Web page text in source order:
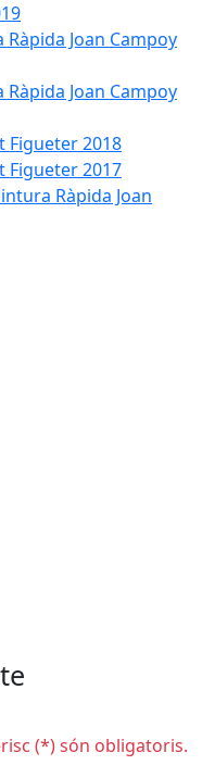
Joan Campoy
Joan Campoy
Figueter 2018
Figueter 2017
Ràpida Joan
(*) són obligatoris.